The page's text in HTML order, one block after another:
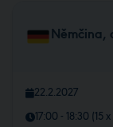
Němčina,
22.2.2027
17:00 - 18:30 (15